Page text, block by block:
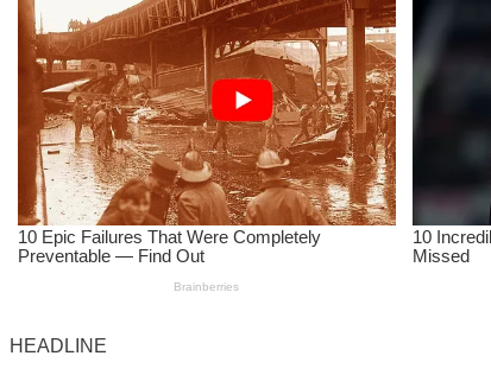
HEADLINE